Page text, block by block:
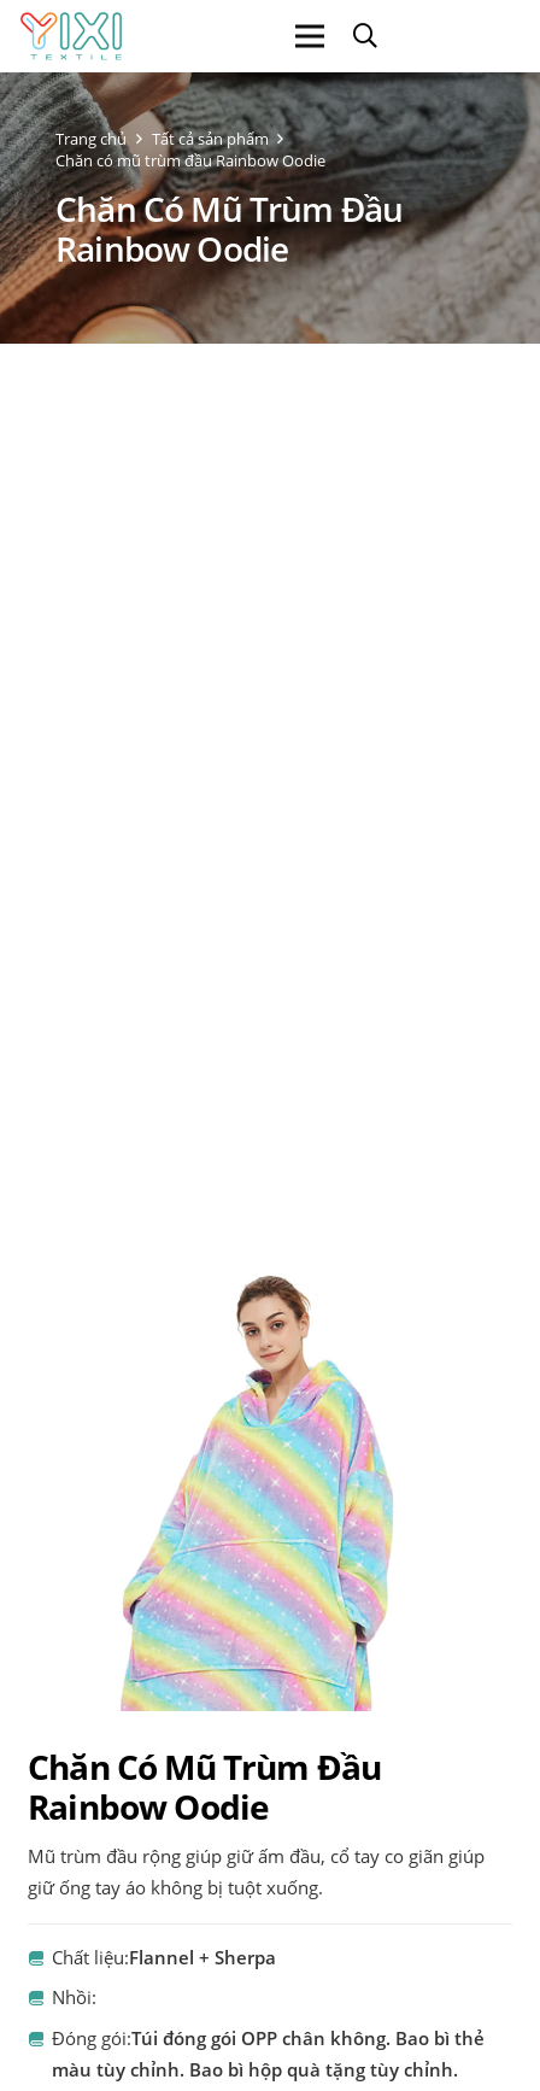
Trang chủ
Tất cả sản phẩm
Chăn có mũ trùm đầu Rainbow Oodie
Chăn Có Mũ Trùm Đầu
Rainbow Oodie
Chăn Có Mũ Trùm Đầu
Rainbow Oodie
Mũ trùm đầu rộng giúp giữ ấm đầu, cổ tay co giãn giúp
giữ ống tay áo không bị tuột xuống.
Chất liệu:Flannel + Sherpa
Nhồi:
Đóng gói:Túi đóng gói OPP chân không. Bao bì thẻ
màu tùy chỉnh. Bao bì hộp quà tặng tùy chỉnh.